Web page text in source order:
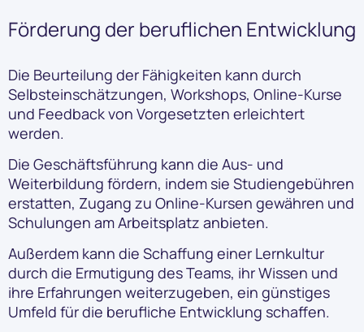
Förderung der beruflichen Entwicklung
Die Beurteilung der Fähigkeiten kann durch
Selbsteinschätzungen, Workshops, Online-Kurse
und Feedback von Vorgesetzten erleichtert
werden.
Die Geschäftsführung kann die Aus- und
Weiterbildung fördern, indem sie Studiengebühren
erstatten, Zugang zu Online-Kursen gewähren und
Schulungen am Arbeitsplatz anbieten.
Außerdem kann die Schaffung einer Lernkultur
durch die Ermutigung des Teams, ihr Wissen und
ihre Erfahrungen weiterzugeben, ein günstiges
Umfeld für die berufliche Entwicklung schaffen.